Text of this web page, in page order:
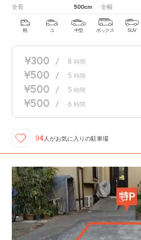
全長 500cm 全幅
軽 コ 中型 ボックス SUV
¥300 / 8 時間
¥500 / 5 時間
¥500 / 5 時間
¥500 / 6 時間
94 人がお気に入りの駐車場